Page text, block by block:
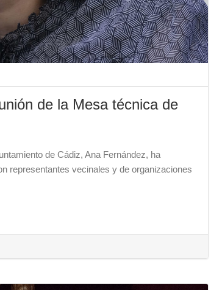
de la Mesa técnica de
de Cádiz, Ana Fernández, ha
representantes vecinales y de organizaciones